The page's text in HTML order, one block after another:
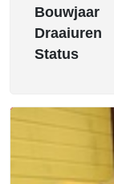
Bouwjaar
Draaiuren
Status